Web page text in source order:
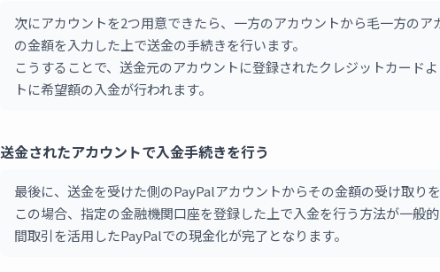
次にアカウントを2つ用意できたら、一方のアカウントから毛一方のア
の金額を入力した上で送金の手続きを行います。
こうすることで、送金元のアカウントに登録されたクレジットカード
トに希望額の入金が行われます。
送金されたアカウントで入金手続きを行う
最後に、送金を受けた側のPayPalアカウントからその金額の受け取り
この場合、指定の金融機関口座を登録した上で入金を行う方法が一般
間取引を活用したPayPalでの現金化が完了となります。